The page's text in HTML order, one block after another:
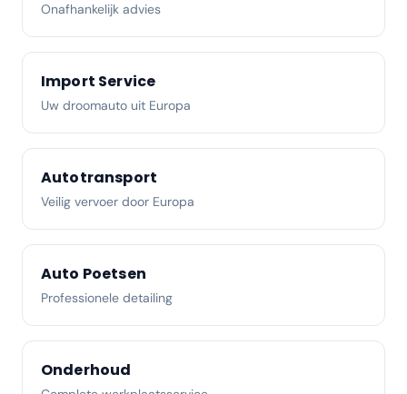
Onafhankelijk advies
Import Service
Uw droomauto uit Europa
Autotransport
Veilig vervoer door Europa
Auto Poetsen
Professionele detailing
Onderhoud